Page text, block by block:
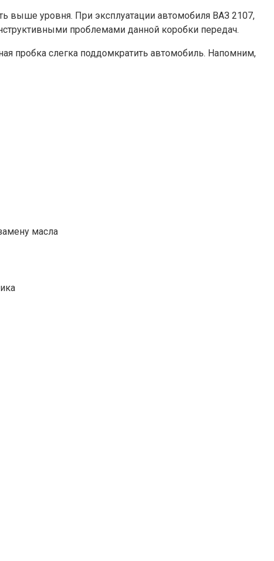
выше уровня. При эксплуатации автомобиля ВАЗ 2107,
проблемами данной коробки передач.
пробка слегка поддомкратить автомобиль. Напомним,
масла